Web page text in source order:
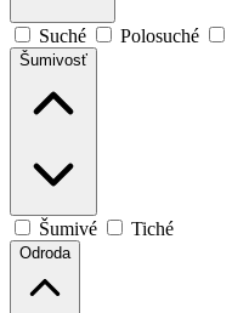
Suché Polosuché
Šumivosť
Šumivé Tiché
Odroda